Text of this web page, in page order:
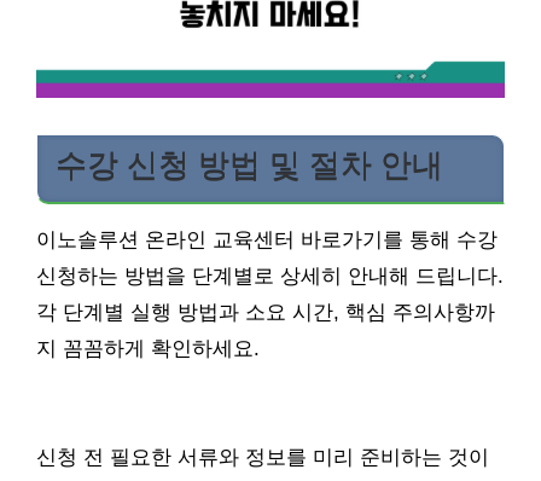
수강 신청 방법 및 절차 안내
이노솔루션 온라인 교육센터 바로가기를 통해 수강
신청하는 방법을 단계별로 상세히 안내해 드립니다.
각 단계별 실행 방법과 소요 시간, 핵심 주의사항까
지 꼼꼼하게 확인하세요.
신청 전 필요한 서류와 정보를 미리 준비하는 것이